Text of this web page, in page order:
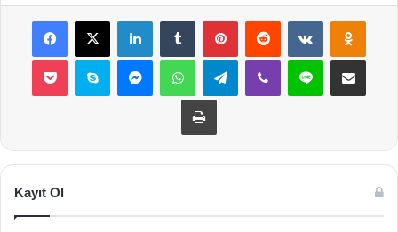
Facebook
X LinkedInTumblr PinterestReddit VKontakte
Pocket Skype MessengerWhatsAppTelegramViber Line E-Posta ile
Yazdır
Kayıt Ol